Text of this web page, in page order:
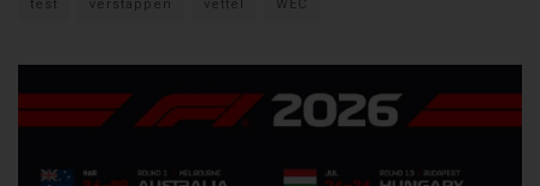
test verstappen vettel WEC